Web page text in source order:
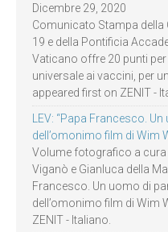
Dicembre 29, 2020
Comunicato Stampa
19 e della Pontificia
Vaticano offre 20 punti
universale ai vaccini, per
appeared first on ZENIT -
LEV: “Papa Francesco.
dell’omonimo film di Wim
Volume fotografico a
Viganò e Gianluca della
Francesco. Un uomo di
dell’omonimo film di Wim
ZENIT - Italiano.